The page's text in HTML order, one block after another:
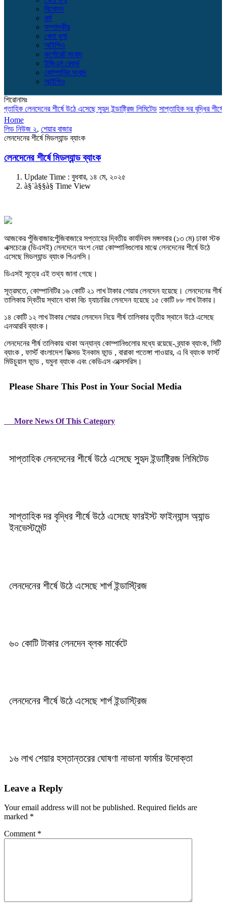
বিনোদন
ধর্ম
সম্পাদকীয়
খেলা ধুলা
আইপিও
কর্পোরেট সংবাদ
ইজিএম রেকর্ড
কোম্পানির সংবাদ
আইপিও
শিরোনামঃ
লেনদেনের শীর্ষে উঠে এসেছে সুহৃদ ইন্ডাষ্ট্রিজ লিমিটেড সাপ্তাহিক দর বৃদ্ধির শীর্ষে
Home
লিড নিউজ ২, শেয়ার বাজার
লেনদেনের শীর্ষে মিডল্যান্ড ব্যাংক
লেনদেনের শীর্ষে মিডল্যান্ড ব্যাংক
Update Time : বুধবার, ১৪ মে, ২০২৫
à§¨à§§à§­ Time View
আজকের পুঁজিবাজার:পুঁজিবাজারে সপ্তাহের দ্বিতীয় কার্যদিবস মঙ্গলবার (১৩ মে) ঢাকা স্টক
এক্সচেঞ্জে (ডিএসই) লেনদেনে অংশ নেয়া কোম্পানিগুলোর মাঝে লেনদেনের শীর্ষে উঠে
এসেছে মিডল্যান্ড ব্যাংক পিএলসি।
ডিএসই সূত্রে এই তথ্য জানা গেছে।
সূত্রমতে, কোম্পানিটির ১৬ কোটি ২১ লাখ টাকার শেয়ার লেনদেন হয়েছে। লেনদেনের শীর্ষ
তালিকায় দ্বিতীয় স্থানে থাকা বিচ হ্যাচারির লেনদেন হয়েছে ১৫ কোটি ৮৮ লাখ টাকার।
১৪ কোটি ১২ লাখ টাকার শেয়ার লেনদেন নিয়ে শীর্ষ তালিকার তৃতীয় স্থানে উঠে এসেছে
এনআরবি ব্যাংক।
লেনদেনের শীর্ষ তালিকায় থাকা অন্যান্য কোম্পানিগুলোর মধ্যে রয়েছে- ব্র্যাক ব্যাংক, সিটি
ব্যাংক , ফার্স্ট বাংলাদেশ ফিক্সড ইনকাম ফান্ড , বারাকা পতেঙ্গা পাওয়ার, এ বি ব্যাংক ফার্স্ট
মিউচুয়াল ফান্ড , যমুনা ব্যাংক এবং কেডিএস এক্সেসরিস।
Please Share This Post in Your Social Media
More News Of This Category
সাপ্তাহিক লেনদেনের শীর্ষে উঠে এসেছে সুহৃদ ইন্ডাষ্ট্রিজ লিমিটেড
সাপ্তাহিক দর বৃদ্ধির শীর্ষে উঠে এসেছে ফারইস্ট ফাইন্যান্স অ্যান্ড
ইনভেস্টমেন্ট
লেনদেনের শীর্ষে উঠে এসেছে শার্প ইন্ডাস্ট্রিজ
৬০ কোটি টাকার লেনদেন ব্লক মার্কেটে
লেনদেনের শীর্ষে উঠে এসেছে শার্প ইন্ডাস্ট্রিজ
১৬ লাখ শেয়ার হস্তান্তরের ঘোষণা নাভানা ফার্মার উদোক্তা
Leave a Reply
Your email address will not be published. Required fields are
marked *
Comment *